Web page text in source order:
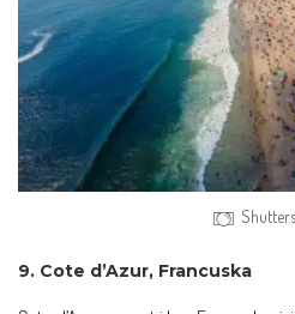
9. Cote d’Azur, Francuska